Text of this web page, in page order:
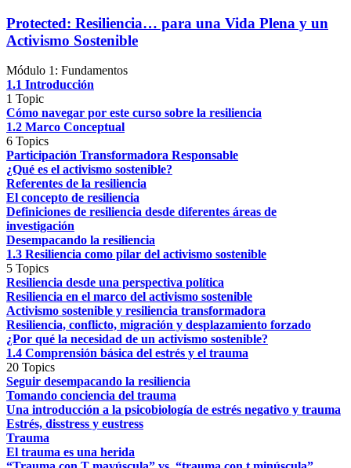
Protected: Resiliencia… para una Vida Plena y un
Activismo Sostenible
Módulo 1: Fundamentos
1.1 Introducción
1 Topic
Cómo navegar por este curso sobre la resiliencia
1.2 Marco Conceptual
6 Topics
Participación Transformadora Responsable
¿Qué es el activismo sostenible?
Referentes de la resiliencia
El concepto de resiliencia
Definiciones de resiliencia desde diferentes áreas de
investigación
Desempacando la resiliencia
1.3 Resiliencia como pilar del activismo sostenible
5 Topics
Resiliencia desde una perspectiva política
Resiliencia en el marco del activismo sostenible
Activismo sostenible y resiliencia transformadora
Resiliencia, conflicto, migración y desplazamiento forzado
¿Por qué la necesidad de un activismo sostenible?
1.4 Comprensión básica del estrés y el trauma
20 Topics
Seguir desempacando la resiliencia
Tomando conciencia del trauma
Una introducción a la psicobiología de estrés negativo y trauma
Estrés, disstress y eustress
Trauma
El trauma es una herida